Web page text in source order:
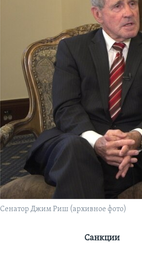
Сенатор Джим Риш (архивное фото)
Санкции